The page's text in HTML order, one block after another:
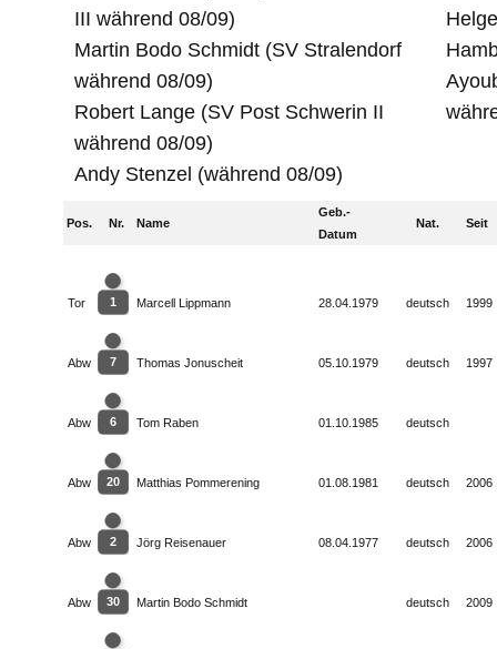
III während 08/09)
Martin Bodo Schmidt (SV Stralendorf
während 08/09)
Robert Lange (SV Post Schwerin II
während 08/09)
Andy Stenzel (während 08/09)
Pos. Nr. Name
Geb.-
Datum
Nat. Seit
Tor 1 Marcell Lippmann 28.04.1979 deutsch 1999
Abw 7 Thomas Jonuscheit 05.10.1979 deutsch 1997
Abw 6 Tom Raben 01.10.1985 deutsch
Abw 20 Matthias Pommerening 01.08.1981 deutsch 2006
Abw 2 Jörg Reisenauer 08.04.1977 deutsch 2006
Abw 30 Martin Bodo Schmidt deutsch 2009